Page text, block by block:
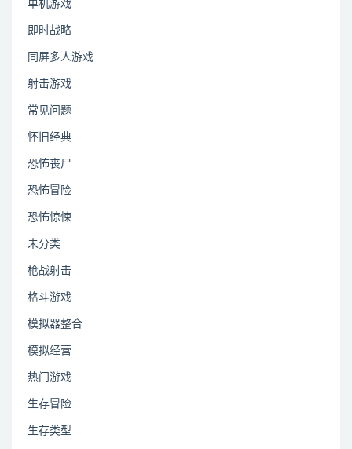
单机游戏
即时战略
同屏多人游戏
射击游戏
常见问题
怀旧经典
恐怖丧尸
恐怖冒险
恐怖惊悚
未分类
枪战射击
格斗游戏
模拟器整合
模拟经营
热门游戏
生存冒险
生存类型